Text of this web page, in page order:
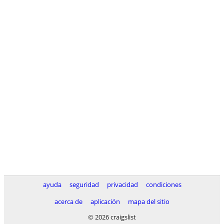
ayuda seguridad privacidad
condiciones
acerca de
aplicación
mapa del sitio
© 2026 craigslist